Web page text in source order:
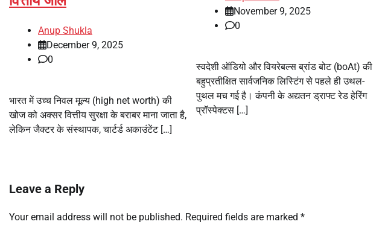
Anup Shukla
December 9, 2025
0
भारत में उच्च निवल मूल्य (high net worth) की
खोज को अक्सर वित्तीय सुरक्षा के बराबर माना जाता है,
लेकिन जैक्टर के संस्थापक, चार्टर्ड अकाउंटेंट […]
November 9, 2025
0
स्वदेशी ऑडियो और वियरेबल्स ब्रांड बोट (boAt) की
बहुप्रतीक्षित सार्वजनिक लिस्टिंग से पहले ही उथल-
पुथल मच गई है। कंपनी के अद्यतन ड्राफ्ट रेड हेरिंग
प्रॉस्पेक्टस […]
Leave a Reply
Your email address will not be published. Required fields are marked *